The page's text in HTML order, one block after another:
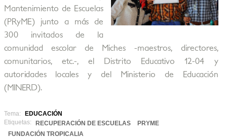
Mantenimiento de Escuelas
(PRyME) junto a más de
300 invitados de la
comunidad escolar de Miches -maestros, directores,
comunitarios, etc.-, el Distrito Educativo 12-04 y
autoridades locales y del Ministerio de Educación
(MINERD).
Tema:
EDUCACIÓN
Etiquetas:
RECUPERACIÓN DE ESCUELAS
PRYME
FUNDACIÓN TROPICALIA